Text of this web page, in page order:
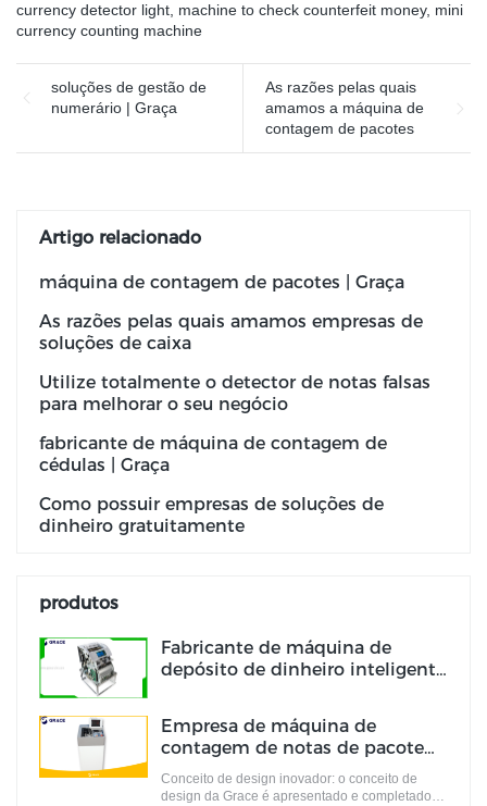
currency detector light machine to check counterfeit money, mini
currency counting machine
soluções de gestão de
numerário | Graça
As razões pelas quais
amamos a máquina de
contagem de pacotes
Artigo relacionado
máquina de contagem de pacotes | Graça
As razões pelas quais amamos empresas de
soluções de caixa
Utilize totalmente o detector de notas falsas
para melhorar o seu negócio
fabricante de máquina de contagem de
cédulas | Graça
Como possuir empresas de soluções de
dinheiro gratuitamente
produtos
Fabricante de máquina de
depósito de dinheiro inteligente
Empresa de máquina de
contagem de notas de pacote
portátil ODM | Graça
Conceito de design inovador: o conceito de
design da Grace é apresentado e completado